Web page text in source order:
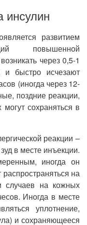
инсулин
развитием
повышенной
через 0,5-1
и быстро исчезают
(иногда через 12-
поздние реакции,
сохраняться в
реакции –
в месте инъекции.
иногда он
на
случаев на кожных
Иногда в месте
уплотнение,
и сохраняющееся